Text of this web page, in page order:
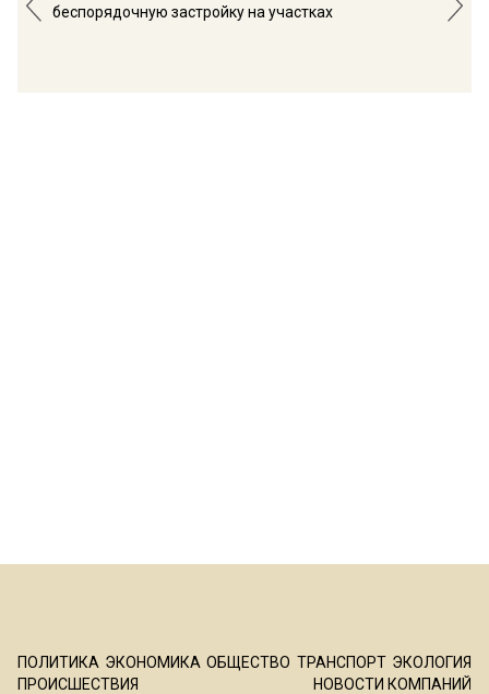
беспорядочную застройку на участках
ПОЛИТИКА ЭКОНОМИКА ОБЩЕСТВО ТРАНСПОРТ ЭКОЛОГИЯ
ПРОИСШЕСТВИЯ
НОВОСТИ КОМПАНИЙ